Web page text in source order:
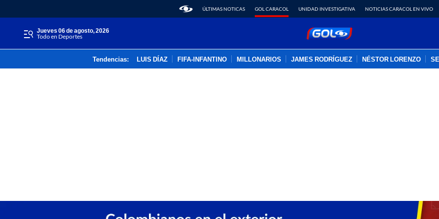
ÚLTIMAS NOTICAS GOL CARACOL UNIDAD INVESTIGATIVA NOTICIAS CARACOL EN VIVO
jueves 06 de agosto, 2026
Todo en Deportes
Tendencias: LUIS DÍAZ FIFA-INFANTINO MILLONARIOS JAMES RODRÍGUEZ NÉSTOR LORENZO